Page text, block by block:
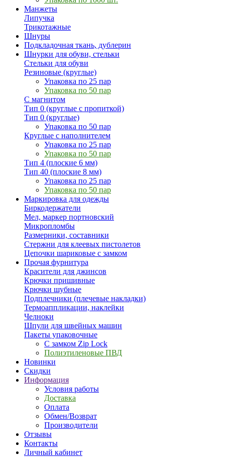
Манжеты
Липучка
Трикотажные
Шнуры
Подкладочная ткань, дублерин
Шнурки для обуви, стельки
Стельки для обуви
Резиновые (круглые)
Упаковка по 25 пар
Упаковка по 50 пар
С магнитом
Тип 0 (круглые с пропиткой)
Тип 0 (круглые)
Упаковка по 50 пар
Круглые с наполнителем
Упаковка по 25 пар
Упаковка по 50 пар
Тип 4 (плоские 6 мм)
Тип 40 (плоские 8 мм)
Упаковка по 25 пар
Упаковка по 50 пар
Маркировка для одежды
Биркодержатели
Мел, маркер портновский
Микропломбы
Размерники, составники
Стержни для клеевых пистолетов
Цепочки шариковые с замком
Прочая фурнитура
Красители для джинсов
Крючки пришивные
Крючки шубные
Подплечники (плечевые накладки)
Термоаппликации, наклейки
Челноки
Шпули для швейных машин
Пакеты упаковочные
С замком Zip Lock
Полиэтиленовые ПВД
Новинки
Скидки
Информация
Условия работы
Доставка
Оплата
Обмен/Возврат
Производители
Отзывы
Контакты
Личный кабинет